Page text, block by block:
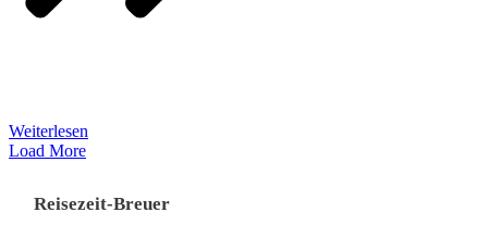
Weiterlesen
Load More
Reisezeit-Breuer